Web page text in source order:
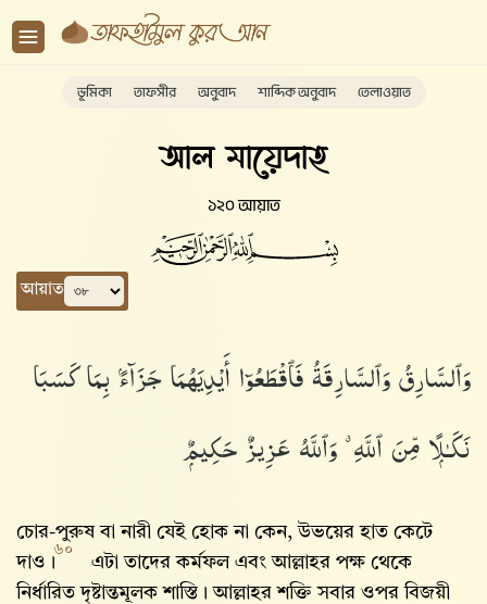
ভূমিকা তাফসীর অনুবাদ শাব্দিক অনুবাদ তেলাওয়াত
আল মায়েদাহ
১২০ আয়াত
আয়াত
وَٱلسَّارِقُ وَٱلسَّارِقَةُ فَٱقْطَعُوٓا۟ أَيْدِيَهُمَا جَزَآءًۢ بِمَا كَسَبَا
نَكَـٰلًۭا مِّنَ ٱللَّهِ ۗ وَٱللَّهُ عَزِيزٌ حَكِيمٌۭ
চোর-পুরুষ বা নারী যেই হোক না কেন, উভয়ের হাত কেটে
দাও।
৬০
এটা তাদের কর্মফল এবং আল্লাহর পক্ষ থেকে
নির্ধারিত দৃষ্টান্তমূলক শাস্তি। আল্লাহর শক্তি সবার ওপর বিজয়ী